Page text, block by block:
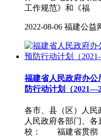
工作规范》和《福
2022-08-06 福建公益
福建省人民政府办公
防行动计划（
各市、县（区）人民
人民政府各部门、
校： 福建省贯彻